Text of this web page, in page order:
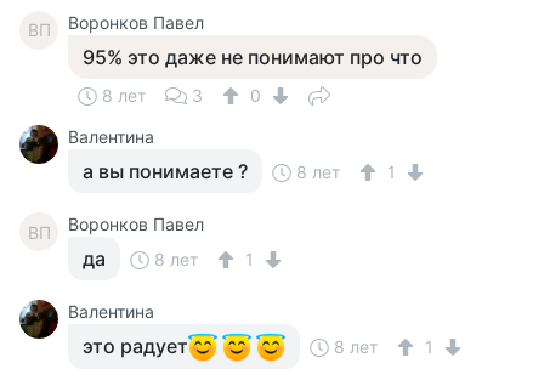
ВП Воронков Павел
95% это даже не понимают про что
8 лет 3
0
Валентина
а вы понимаете ? 8 лет 1
ВП Воронков Павел
да 8 лет 1
Валентина
это радует 8 лет 1